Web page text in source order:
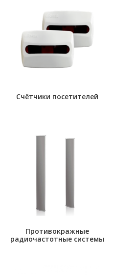
Счётчики посетителей
Противокражные
радиочастотные системы